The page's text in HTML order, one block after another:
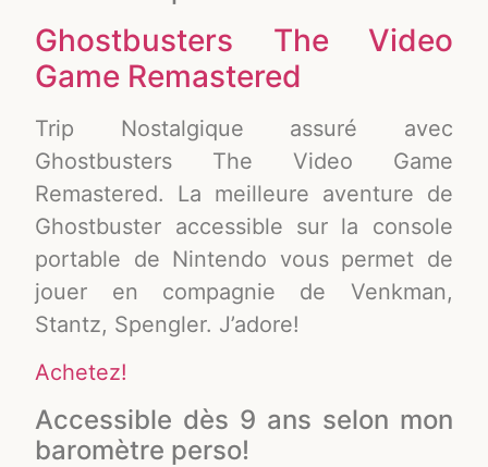
Ghostbusters The Video
Game Remastered
Trip Nostalgique assuré avec
Ghostbusters The Video Game
Remastered. La meilleure aventure de
Ghostbuster accessible sur la console
portable de Nintendo vous permet de
jouer en compagnie de Venkman,
Stantz, Spengler. J’adore!
Achetez!
Accessible dès 9 ans selon mon
baromètre perso!